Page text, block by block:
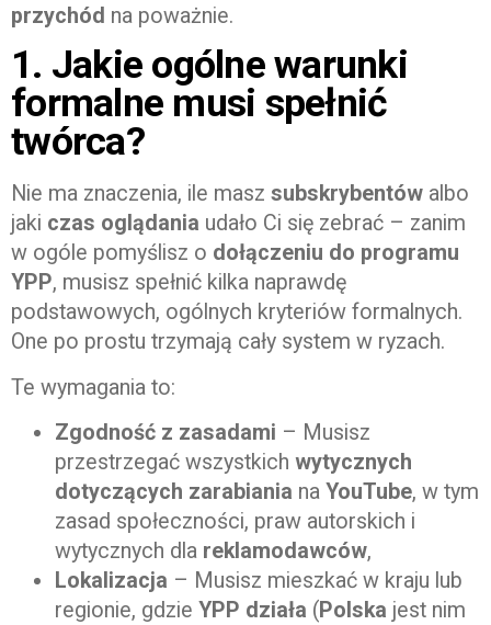
przychód na poważnie.
1. Jakie ogólne warunki
formalne musi spełnić
twórca?
Nie ma znaczenia, ile masz subskrybentów albo
jaki czas oglądania udało Ci się zebrać – zanim
w ogóle pomyślisz o dołączeniu do programu
YPP, musisz spełnić kilka naprawdę
podstawowych, ogólnych kryteriów formalnych.
One po prostu trzymają cały system w ryzach.
Te wymagania to:
Zgodność z zasadami – Musisz
przestrzegać wszystkich wytycznych
dotyczących zarabiania na YouTube, w tym
zasad społeczności, praw autorskich i
wytycznych dla reklamodawców,
Lokalizacja – Musisz mieszkać w kraju lub
regionie, gdzie YPP działa (Polska jest nim